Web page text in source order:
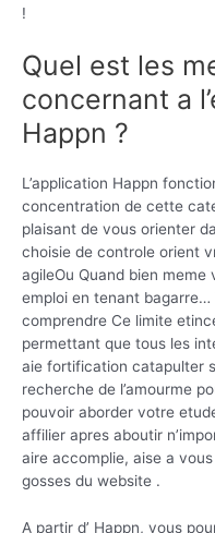
!
Quel est les
concernant a
Happn ?
L’application Happn
concentration de cette
plaisant de vous orienter
choisie de controle orient
agileOu Quand bien meme
emploi en tenant
comprendre Ce limite
permettant que tous les
aie fortification catapulter
recherche de l’amourme
pouvoir aborder votre
affilier apres aboutir
aire accomplie, aise a
gosses du website .
A partir d’ Happn, vous